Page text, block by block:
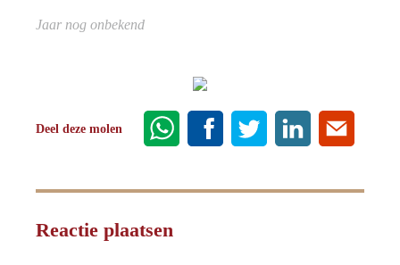
Jaar nog onbekend
Deel deze molen
Reactie plaatsen